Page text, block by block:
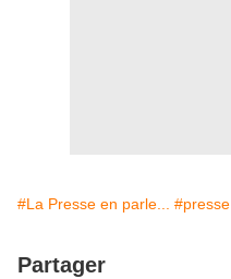
#La Presse en parle... #presse
Partager